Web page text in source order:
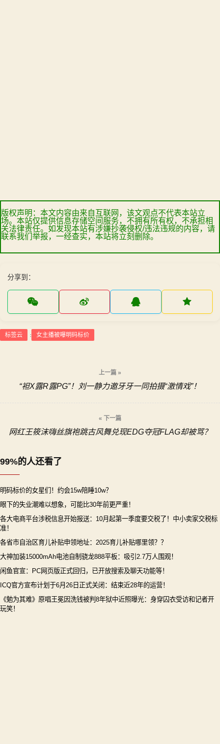
版权声明：本文内容由来自互联网，该文观点不代表本站立
场。本站仅提供信息存储空间服务，不拥有所有权，不承担相
关法律责任。如发现本站有涉嫌抄袭侵权/违法违规的内容，请
联系我们举报，一经查实，本站将立刻删除。
分享到：
标签云 : 女主播被曝明码标价
航
上一篇 »
“袒X露R露PG”！刘一静力邀牙牙一同拍摄“激情戏”！
« 下一篇
网红王筱沫嗨丝旗袍跳古风舞兑现EDG夺冠FLAG却被骂？
99%的人还看了
明码标价的女星们！约会15w陪睡10w？
眼下的失业潮难以想象，可能比30年前更严重！
各大电商平台涉税信息开始报送：10月起第一季度要交税了！中小卖家交税标
准！
各省市自治区育儿补贴申领地址：2025育儿补贴哪里领？？
大神加装15000mAh电池自制骁龙888平板：吸引2.7万人围观！
闲鱼官宣：PC网页版正式回归，已开放搜索及聊天功能等！
ICQ官方宣布计划于6月26日正式关闭：结束近28年的运营！
《勉为其难》原唱王冕因洗钱被判8年狱中近照曝光：身穿囚衣受访和记者开
玩笑！